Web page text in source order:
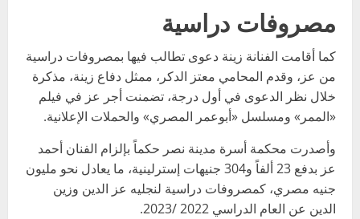
مصروفات دراسية
كما أقامت الفنانة زينة دعوى تطالب فيها بمصروفات دراسية
من عز، وقدم المحامي معتز الدكر، ممثل دفاع زينة، مذكرة
خلال نظر الدعوى في أول درجة، تضمنت أجر عز في فيلم
«الممر» ومسلسل «أبوعمر المصري» والحملات الإعلانية.
وأصدرت محكمة أسرة مدينة نصر حكماً بإلزام الفنان أحمد
عز بدفع 23 ألفاً و304 جنيهات إسترلينية، ما يعادل نحو مليون
جنيه مصري، كمصروفات دراسية لنجليه عز الدين وزين
الدين عن العام الدراسي 2022 /2023.